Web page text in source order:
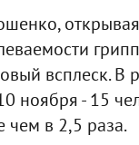
всплеск. В
ноября - 15
чем в 2,5 раза.